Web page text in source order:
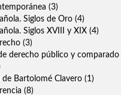
(19)
(3)
Siglos de Oro (4)
Siglos XVIII y XIX (4)
(3)
derecho público y comparado
de Bartolomé Clavero (1)
(8)